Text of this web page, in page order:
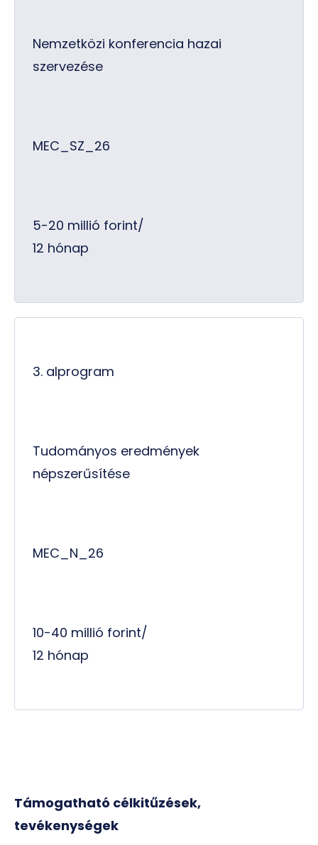
Nemzetközi konferencia hazai
szervezése
MEC_SZ_26
5-20 millió forint/
12 hónap
3. alprogram
Tudományos eredmények
népszerűsítése
MEC_N_26
10-40 millió forint/
12 hónap
Támogatható célkitűzések,
tevékenységek